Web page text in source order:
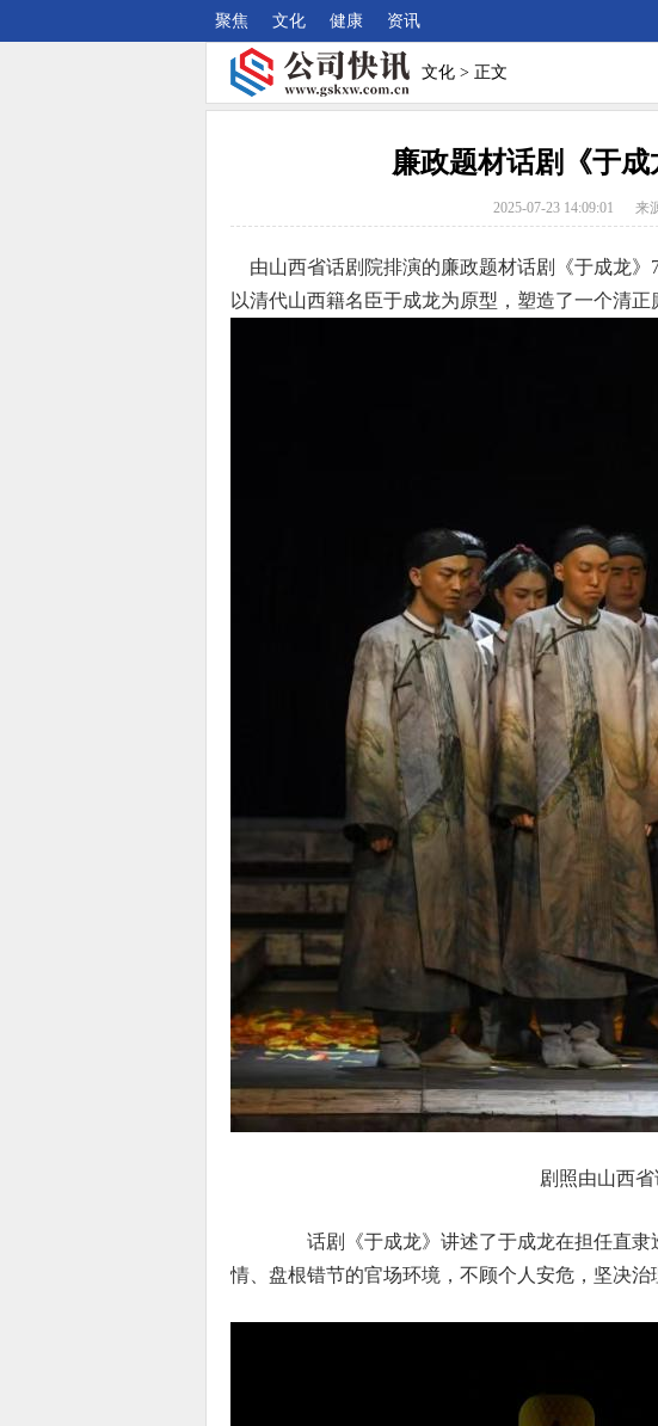
聚焦 文化 健康 资讯
文化 > 正文
廉政题材话剧《于
2025-07-23 14:09:01 来
由山西省话剧院排演的廉政题材话剧《于成龙》
以清代山西籍名臣于成龙为原型，塑造了一个清正
剧照由山西省
话剧《于成龙》讲述了于成龙在担任直隶
情、盘根错节的官场环境，不顾个人安危，坚决治